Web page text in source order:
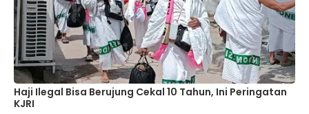
Haji Ilegal Bisa Berujung Cekal 10 Tahun, Ini Peringatan
KJRI